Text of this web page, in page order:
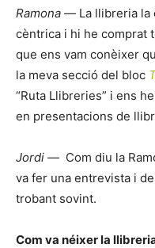
Ramona — La llibreria la
cèntrica i hi he comprat
que ens vam conèixer
la meva secció del bloc
“Ruta Llibreries” i ens
en presentacions de
Jordi — Com diu la
va fer una entrevista i
trobant sovint.
Com va néixer la